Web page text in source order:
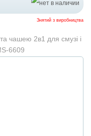
Знятий з виробництва
чашею 2в1 для смузі і
6609